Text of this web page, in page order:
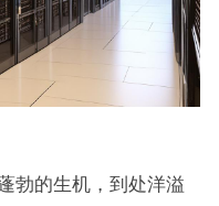
勃的生机，到处洋溢